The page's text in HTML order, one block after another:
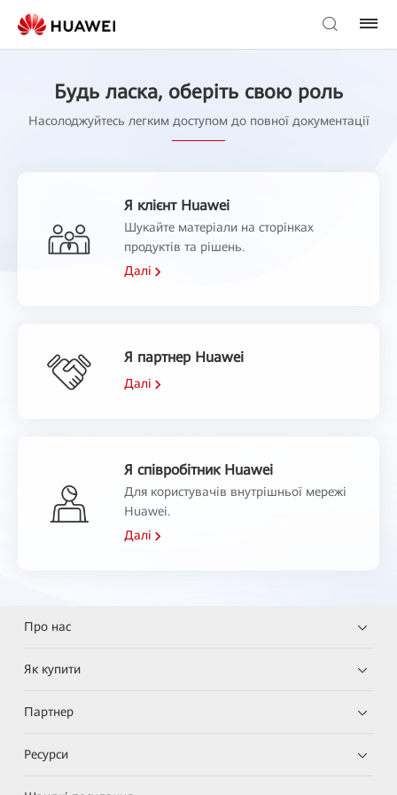
Будь ласка, оберіть свою роль
Насолоджуйтесь легким доступом до повної документації
Я клієнт Huawei
Шукайте матеріали на сторінках
продуктів та рішень.
Далі
Я партнер Huawei
Далі
Я співробітник Huawei
Для користувачів внутрішньої мережі
Huawei.
Далі
Про нас
Як купити
Партнер
Ресурси